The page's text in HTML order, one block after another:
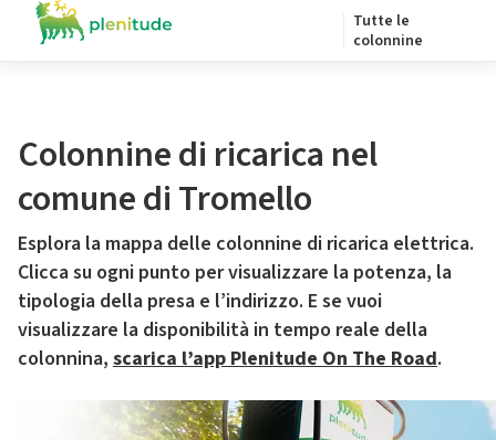
Tutte le
colonnine
Colonnine di ricarica nel
comune di Tromello
Esplora la mappa delle colonnine di ricarica elettrica.
Clicca su ogni punto per visualizzare la potenza, la
tipologia della presa e l’indirizzo. E se vuoi
visualizzare la disponibilità in tempo reale della
colonnina, scarica l’app Plenitude On The Road.